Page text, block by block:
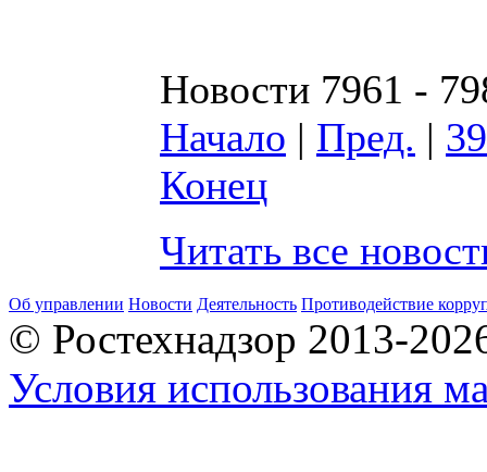
Новости 7961 -
Начало | Пред. |
Конец
Читать все
Об управлении Новости Деятельность Противодействие
© Ростехнадзор 2013-
Условия использования